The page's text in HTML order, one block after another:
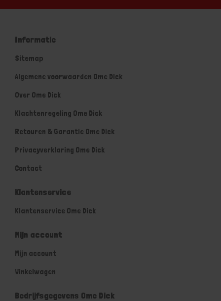
Informatie
Sitemap
Algemene voorwaarden Ome Dick
Over Ome Dick
Klachtenregeling Ome Dick
Retouren & Garantie Ome Dick
Privacyverklaring Ome Dick
Contact
Klantenservice
Klantenservice Ome Dick
Mijn account
Mijn account
Winkelwagen
Bedrijfsgegevens Ome Dick